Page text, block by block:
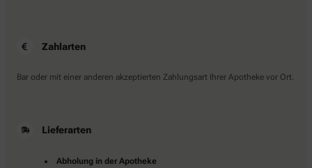
Zahlarten
Bar oder mit einer anderen akzeptierten Zahlungsart Ihrer Apotheke vor Ort.
Lieferarten
Abholung in der Apotheke